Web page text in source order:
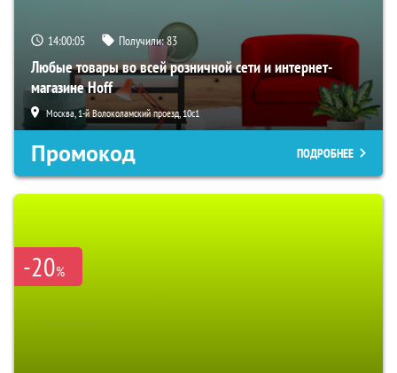
14:00:04 Получили:83
Любые товары во всей розничной сети и интернет-
магазине Hoff
Москва, 1-й Волоколамский проезд, 10с1
Промокод ПОДРОБНЕЕ
-20%